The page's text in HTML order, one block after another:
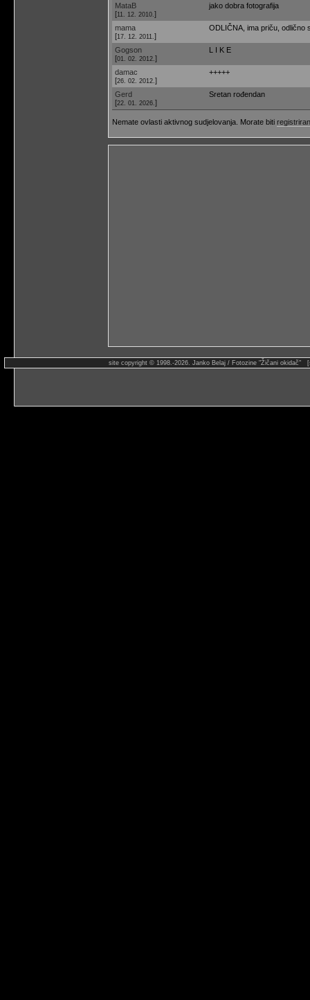
MataB
[11. 12. 2010. ]
jako dobra fotografija
mama
[17. 12. 2011. ]
ODLIČNA, ima priču, odlično
Gogson
[01. 02. 2012. ]
L I K E
damac
[26. 02. 2012. ]
+++++
Gerd
[22. 01. 2026. ]
Sretan rođendan
Nemate ovlasti aktivnog sudjelovanja. Morate biti
site copyright © 1998.-2026. Janko Belaj / Fotozine "Žičani okidač"